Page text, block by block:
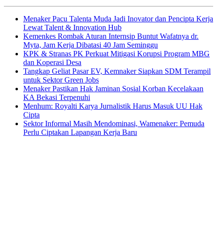
Menaker Pacu Talenta Muda Jadi Inovator dan Pencipta Kerja
Lewat Talent & Innovation Hub
Kemenkes Rombak Aturan Internsip Buntut Wafatnya dr.
Myta, Jam Kerja Dibatasi 40 Jam Seminggu
KPK & Stranas PK Perkuat Mitigasi Korupsi Program MBG
dan Koperasi Desa
Tangkap Geliat Pasar EV, Kemnaker Siapkan SDM Terampil
untuk Sektor Green Jobs
Menaker Pastikan Hak Jaminan Sosial Korban Kecelakaan
KA Bekasi Terpenuhi
Menhum: Royalti Karya Jurnalistik Harus Masuk UU Hak
Cipta
Sektor Informal Masih Mendominasi, Wamenaker: Pemuda
Perlu Ciptakan Lapangan Kerja Baru